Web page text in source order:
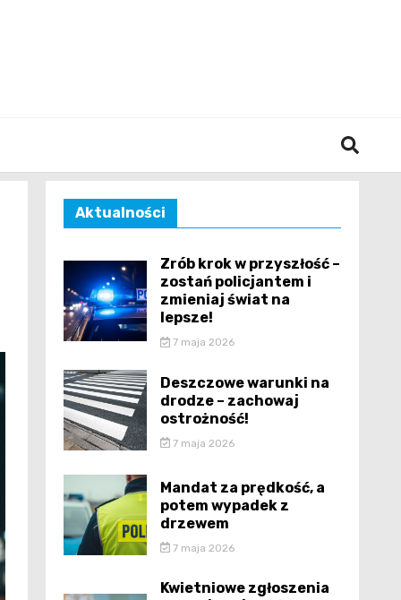
Aktualności
Zrób krok w przyszłość –
zostań policjantem i
zmieniaj świat na
lepsze!
7 maja 2026
Deszczowe warunki na
drodze – zachowaj
ostrożność!
7 maja 2026
Mandat za prędkość, a
potem wypadek z
drzewem
7 maja 2026
Kwietniowe zgłoszenia